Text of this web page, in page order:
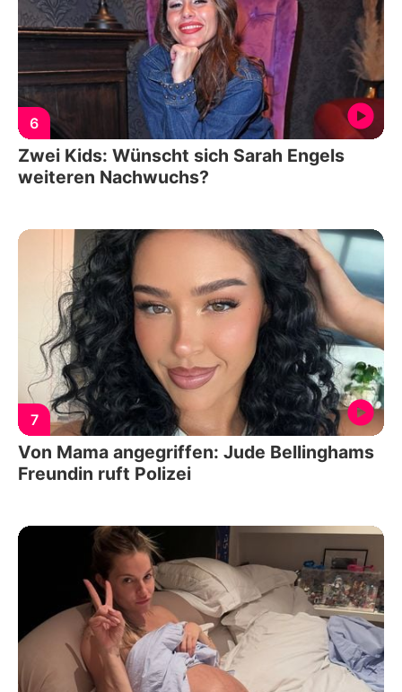
6
Zwei Kids: Wünscht sich Sarah Engels
weiteren Nachwuchs?
7
Von Mama angegriffen: Jude Bellinghams
Freundin ruft Polizei